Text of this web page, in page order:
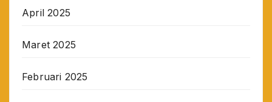
April 2025
Maret 2025
Februari 2025